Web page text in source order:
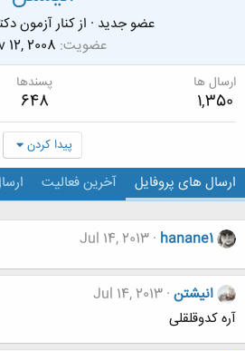
عضو جدید · ازکنار آزمون
عضویت 12, 2008
ارسال ها
1,350
پسندها
648
پیدا کردن
ارسال های پروفایل آخرین فعالیت
hanane1
Jul 14, 2013
انیشتن Jul 14, 2013
آره کدوقلقلی